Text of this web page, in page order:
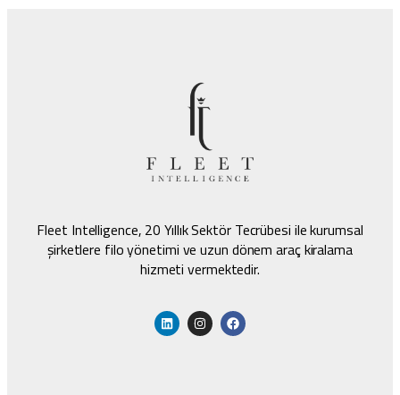
Fleet Intelligence, 20 Yıllık Sektör Tecrübesi ile kurumsal
şirketlere filo yönetimi ve uzun dönem araç kiralama
hizmeti vermektedir.